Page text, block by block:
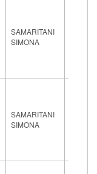
SAMARITANI
SIMONA
SAMARITANI
SIMONA